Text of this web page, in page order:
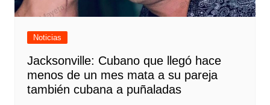
Noticias
Jacksonville: Cubano que llegó hace
menos de un mes mata a su pareja
también cubana a puñaladas